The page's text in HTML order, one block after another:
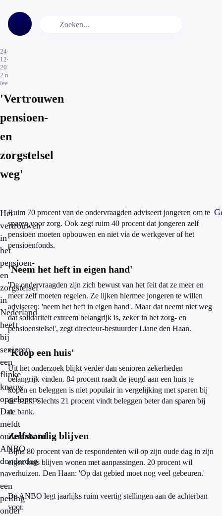
24-
12-
2015
2 min.
leestijd
'Vertrouwen
pensioen-
en
zorgstelsel
weg'
Het
vertrouwen
in
het
pensioen-
en
zorgstelsel
in
Nederland
heeft
bij
senioren
een
flinke
knauw
opgelopen.
Dat
meldt
ouderenbond
ANBO
donderdag
na
een
peiling
onder
Ruim 70 procent van de ondervraagden adviseert jongeren om te
sparen voor zorg. Ook zegt ruim 40 procent dat jongeren zelf
pensioen moeten opbouwen en niet via de werkgever of het
pensioenfonds.
'Neem het heft in eigen hand'
'De ondervraagden zijn zich bewust van het feit dat ze meer en
meer zelf moeten regelen. Ze lijken hiermee jongeren te willen
adviseren: 'neem het heft in eigen hand'. Maar dat neemt niet weg
dat solidariteit extreem belangrijk is, zeker in het zorg- en
pensioenstelsel', zegt directeur-bestuurder Liane den Haan.
'Koop een huis'
Uit het onderzoek blijkt verder dan senioren zekerheden
belangrijk vinden. 84 procent raadt de jeugd aan een huis te
kopen en beleggen is niet populair in vergelijking met sparen bij
de bank. Slechts 21 procent vindt beleggen beter dan sparen bij
de bank.
Zelfstandig blijven
Bijna 80 procent van de respondenten wil op zijn oude dag in zijn
eigen huis blijven wonen met aanpassingen. 20 procent wil
verhuizen. Den Haan: 'Op dat gebied moet nog veel gebeuren.'
De ANBO legt jaarlijks ruim veertig stellingen aan de achterban
voor.